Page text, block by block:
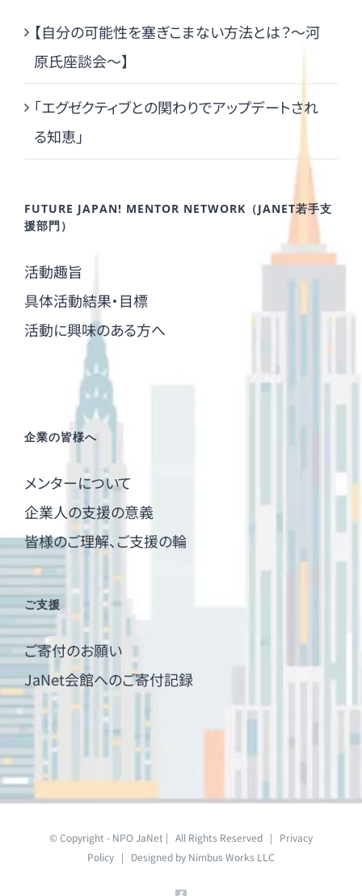
【自分の可能性を塞ぎこまない方法とは？～河
原氏座談会～】
「エグゼクティブとの関わりでアップデートされ
る知恵」
FUTURE JAPAN! MENTOR NETWORK（JANET若手支
援部門）
活動趣旨
具体活動結果・目標
活動に興味のある方へ
企業の皆様へ
メンターについて
企業人の支援の意義
皆様のご理解、ご支援の輪
ご支援
ご寄付のお願い
JaNet会館へのご寄付記録
© Copyright - NPO JaNet | All Rights Reserved | Privacy
Policy | Designed by Nimbus Works LLC